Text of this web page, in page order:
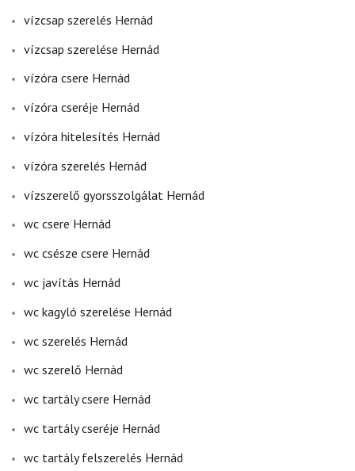
vízcsap szerelés Hernád
vízcsap szerelése Hernád
vízóra csere Hernád
vízóra cseréje Hernád
vízóra hitelesítés Hernád
vízóra szerelés Hernád
vízszerelő gyorsszolgálat Hernád
wc csere Hernád
wc csésze csere Hernád
wc javítás Hernád
wc kagyló szerelése Hernád
wc szerelés Hernád
wc szerelő Hernád
wc tartály csere Hernád
wc tartály cseréje Hernád
wc tartály felszerelés Hernád